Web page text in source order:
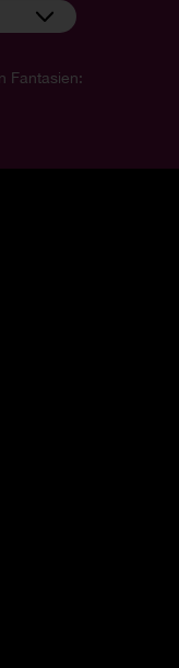
Fantasien: